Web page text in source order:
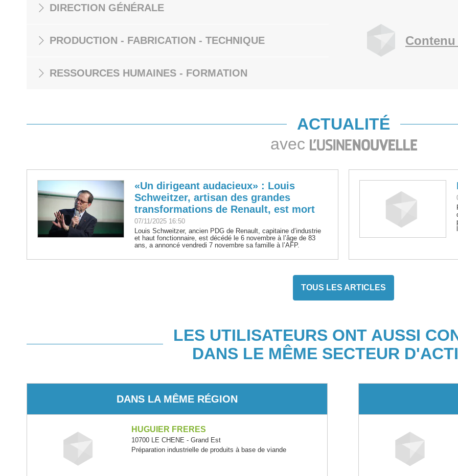
DIRECTION GÉNÉRALE
PRODUCTION - FABRICATION - TECHNIQUE
RESSOURCES HUMAINES - FORMATION
ACTUALITÉ
avec
«Un dirigeant audacieux» : Louis
Schweitzer, artisan des grandes
transformations de Renault, est mort
07/11/2025 16:50
Louis Schweitzer, ancien PDG de Renault, capitaine d’industrie
et haut fonctionnaire, est décédé le 6 novembre à l’âge de 83
ans, a annoncé vendredi 7 novembre sa famille à l’AFP.
TOUS LES ARTICLES
LES UTILISATEURS ONT AUSSI
DANS LE MÊME SECTEUR
DANS LA MÊME RÉGION
HUGUIER FRERES
10700 LE CHENE - Grand Est
Préparation industrielle de produits à base de viande